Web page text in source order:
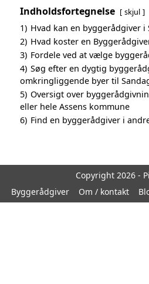
Indholdsfortegnelse skjul
1) Hvad kan en byggerådgiver
2) Hvad koster en
3) Fordele ved at vælge
4) Søg efter en dygtig
omkringliggende byer til
5) Oversigt over
eller hele Assens kommune
6) Find en byggerådgiver i
Copyright 2026 -
Byggerådgiver
Om / kontakt